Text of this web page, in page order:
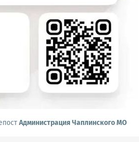
Администрация Чаплинского МО